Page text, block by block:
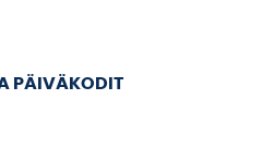
PÄIVÄKODIT